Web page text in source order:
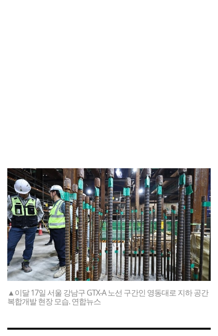
▲이달 17일 서울 강남구 GTX-A 노선 구간인 영동대로 지하 공간
복합개발 현장 모습. 연합뉴스